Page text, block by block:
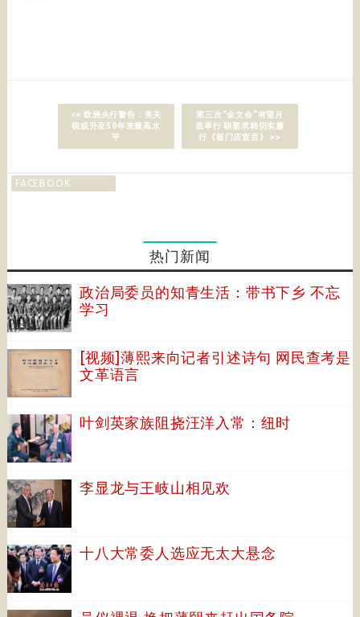
<< 欧洲央行警告：美关
税或升至50年来最高水
平
第三次“金文会”有望月
底举行 朝要求韩切实履
行《板门店宣言》 >>
FACEBOOK
热门新闻
政治局委员的知青生活：带书下乡 不忘
学习
[视频]薄熙来向记者引述诗句 网民查考是
文革语言
叶剑英家族阻挠汪洋入常：纽时
李显龙与王岐山相见欢
十八大常委人选应无太大悬念